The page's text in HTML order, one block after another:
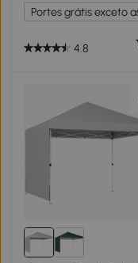
Transporte Branco
4.8